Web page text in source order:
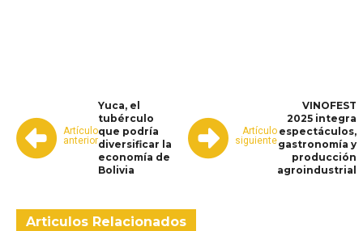
Artículo
anterior
Yuca, el
tubérculo
que podría
diversificar la
economía de
Bolivia
Artículo
siguiente
VINOFEST
2025 integra
espectáculos,
gastronomía y
producción
agroindustrial
Articulos Relacionados